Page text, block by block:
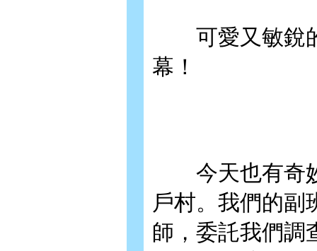
可愛又敏銳的
幕！
今天也有奇妙
戶村。我們的副
師，委託我們調